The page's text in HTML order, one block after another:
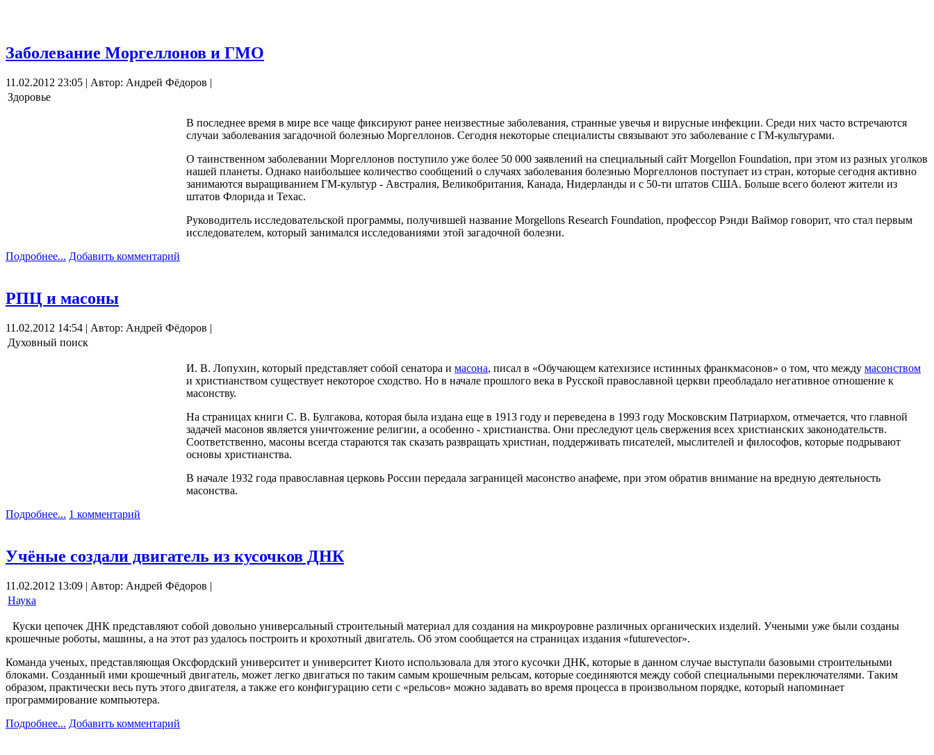
Заболевание Моргеллонов и ГМО
11.02.2012 23:05 | Автор: Андрей Фёдоров |
Здоровье
В последнее время в мире все чаще фиксируют ранее неизвестные заболевания, странные увечья и вирусные инфекции. Среди них часто встречаются
случаи заболевания загадочной болезнью Моргеллонов. Сегодня некоторые специалисты связывают это заболевание с ГМ-культурами.
О таинственном заболевании Моргеллонов поступило уже более 50 000 заявлений на специальный сайт Morgellon Foundation, при этом из разных уголков
нашей планеты. Однако наибольшее количество сообщений о случаях заболевания болезнью Моргеллонов поступает из стран, которые сегодня активно
занимаются выращиванием ГМ-культур - Австралия, Великобритания, Канада, Нидерланды и с 50-ти штатов США. Больше всего болеют жители из
штатов Флорида и Техас.
Руководитель исследовательской программы, получившей название Morgellons Research Foundation, профессор Рэнди Ваймор говорит, что стал первым
исследователем, который занимался исследованиями этой загадочной болезни.
Подробнее... Добавить комментарий
РПЦ и масоны
11.02.2012 14:54 | Автор: Андрей Фёдоров |
Духовный поиск
И. В. Лопухин, который представляет собой сенатора и масона, писал в «Обучающем катехизисе истинных франкмасонов» о том, что между масонством
и христианством существует некоторое сходство. Но в начале прошлого века в Русской православной церкви преобладало негативное отношение к
масонству.
На страницах книги С. В. Булгакова, которая была издана еще в 1913 году и переведена в 1993 году Московским Патриархом, отмечается, что главной
задачей масонов является уничтожение религии, а особенно - христианства. Они преследуют цель свержения всех христианских законодательств.
Соответственно, масоны всегда стараются так сказать развращать христиан, поддерживать писателей, мыслителей и философов, которые подрывают
основы христианства.
В начале 1932 года православная церковь России передала заграницей масонство анафеме, при этом обратив внимание на вредную деятельность
масонства.
Подробнее... 1 комментарий
Учёные создали двигатель из кусочков ДНК
11.02.2012 13:09 | Автор: Андрей Фёдоров |
Наука
Куски цепочек ДНК представляют собой довольно универсальный строительный материал для создания на микроуровне различных органических изделий. Учеными уже были созданы
крошечные роботы, машины, а на этот раз удалось построить и крохотный двигатель. Об этом сообщается на страницах издания «futurevector».
Команда ученых, представляющая Оксфордский университет и университет Киото использовала для этого кусочки ДНК, которые в данном случае выступали базовыми строительными
блоками. Созданный ими крошечный двигатель, может легко двигаться по таким самым крошечным рельсам, которые соединяются между собой специальными переключателями. Таким
образом, практически весь путь этого двигателя, а также его конфигурацию сети с «рельсов» можно задавать во время процесса в произвольном порядке, который напоминает
программирование компьютера.
Подробнее... Добавить комментарий